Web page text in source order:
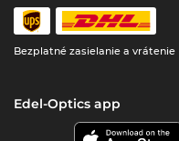
Bezplatné zasielanie a vrátenie
Edel-Optics app